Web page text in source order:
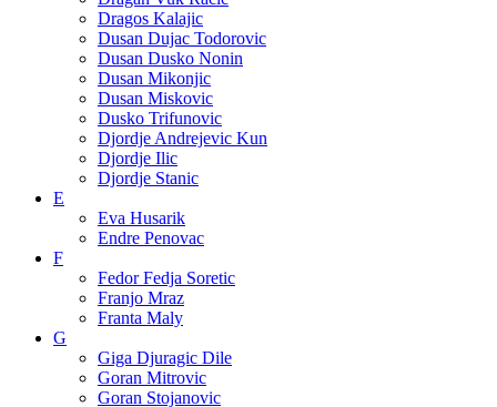
Dragos Kalajic
Dusan Dujac Todorovic
Dusan Dusko Nonin
Dusan Mikonjic
Dusan Miskovic
Dusko Trifunovic
Djordje Andrejevic Kun
Djordje Ilic
Djordje Stanic
E
Eva Husarik
Endre Penovac
F
Fedor Fedja Soretic
Franjo Mraz
Franta Maly
G
Giga Djuragic Dile
Goran Mitrovic
Goran Stojanovic